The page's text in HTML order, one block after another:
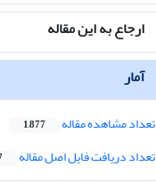
ارجاع به این مقاله
آمار
تعداد مشاهده مقاله 1,877
تعداد دریافت فایل اصل مقاله